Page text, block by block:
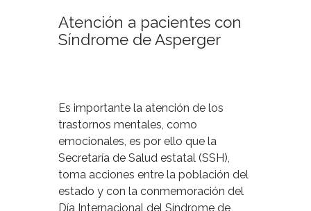
Atención a pacientes con
Síndrome de Asperger
Es importante la atención de los
trastornos mentales, como
emocionales, es por ello que la
Secretaría de Salud estatal (SSH),
toma acciones entre la población del
estado y con la conmemoración del
Día Internacional del Síndrome de